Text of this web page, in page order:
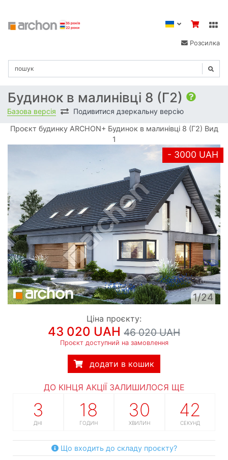
Розсилка
Будинок в малинівці 8 (Г2)
Базова версія Подивитися дзеркальну версію
Проєкт будинку ARCHON+ Будинок в малинівці 8 (Г2) Вид
1
- 3000 UAH
1/24
Ціна проєкту:
43 020 UAH 46 020 UAH
Проєкт доступний на замовлення
додати в кошик
ДО КІНЦЯ АКЦІЇ ЗАЛИШИЛОСЯ ЩЕ
3
ДНІ
18
ГОДИН
30
ХВИЛИН
41
СЕКУНД
Що входить до складу проєкту?